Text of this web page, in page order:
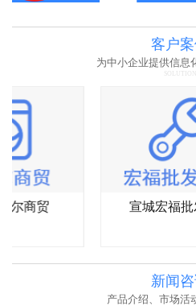
客户案
为中小企业提供信息
SOLUTION
尔商贸 宣城宏福批
新闻咨
产品介绍、市场活